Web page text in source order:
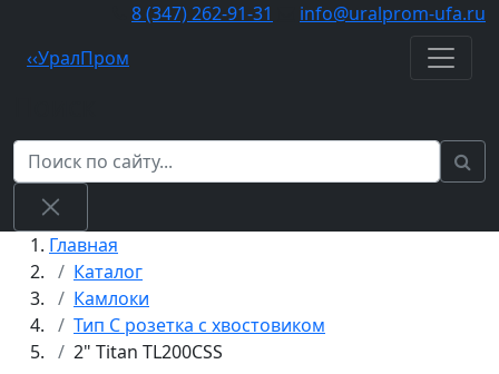
8 (347) 262‑91‑31
info@uralprom-ufa.ru
‹‹УралПром
Главная
Каталог
Камлоки
Тип С розетка с хвостовиком
2" Titan TL200CSS